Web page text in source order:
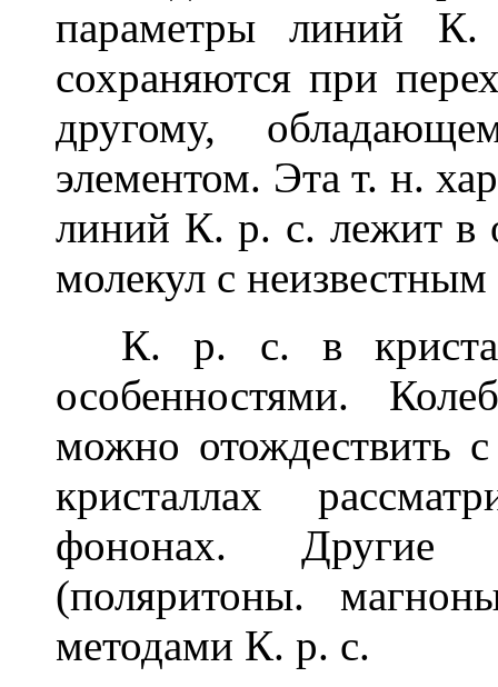
параметры линий
сохраняются при
другому,
элементом. Эта т. н.
линий К. р. с. лежит в
молекул с
К. р. с. в
особенностями.
можно отождествить
кристаллах
фононах.
(поляритоны.
методами К. р. с.